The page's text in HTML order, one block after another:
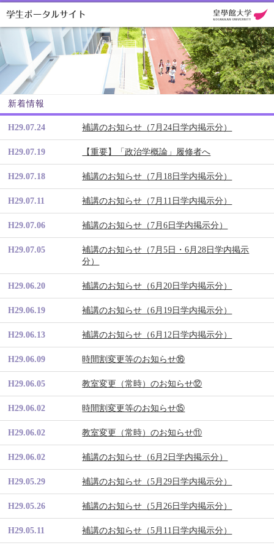
新着情報
H29.07.24 補講のお知らせ（7月24日学内掲示分）
H29.07.19 【重要】「政治学概論」履修者へ
H29.07.18 補講のお知らせ（7月18日学内掲示分）
H29.07.11 補講のお知らせ（7月11日学内掲示分）
H29.07.06 補講のお知らせ（7月6日学内掲示分）
H29.07.05
補講のお知らせ（7月5日・6月28日学内掲示
分）
H29.06.20 補講のお知らせ（6月20日学内掲示分）
H29.06.19 補講のお知らせ（6月19日学内掲示分）
H29.06.13 補講のお知らせ（6月12日学内掲示分）
H29.06.09 時間割変更等のお知らせ⑯
H29.06.05 教室変更（常時）のお知らせ⑫
H29.06.02 時間割変更等のお知らせ⑮
H29.06.02 教室変更（常時）のお知らせ⑪
H29.06.02 補講のお知らせ（6月2日学内掲示分）
H29.05.29 補講のお知らせ（5月29日学内掲示分）
H29.05.26 補講のお知らせ（5月26日学内掲示分）
H29.05.11 補講のお知らせ（5月11日学内掲示分）